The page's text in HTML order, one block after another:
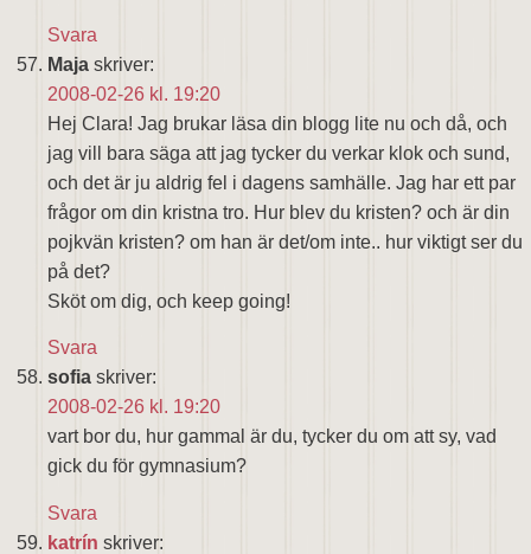
Svara
Maja skriver:
2008-02-26 kl. 19:20
Hej Clara! Jag brukar läsa din blogg lite nu och då, och
jag vill bara säga att jag tycker du verkar klok och sund,
och det är ju aldrig fel i dagens samhälle. Jag har ett par
frågor om din kristna tro. Hur blev du kristen? och är din
pojkvän kristen? om han är det/om inte.. hur viktigt ser du
på det?
Sköt om dig, och keep going!
Svara
sofia skriver:
2008-02-26 kl. 19:20
vart bor du, hur gammal är du, tycker du om att sy, vad
gick du för gymnasium?
Svara
katrín skriver: